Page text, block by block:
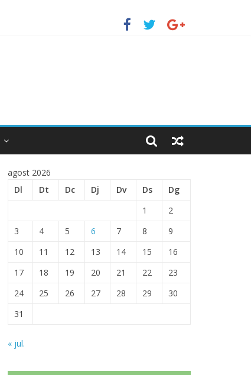
agost 2026
Dl
Dt Dc Dj Dv Ds
Dg
1
2
3
4 5 6 7 8
9
10
11 12 13 14 15
16
17
18 19 20 21 22
23
24
25 26 27 28 29
30
31
« jul.